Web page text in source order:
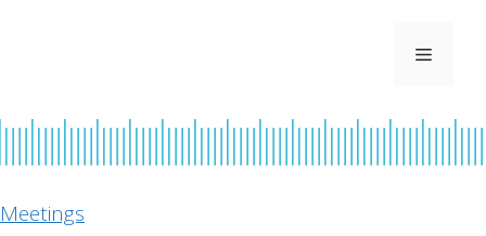
Menu
Meetings